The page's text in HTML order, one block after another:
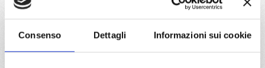
Consenso Dettagli Informazioni sui cookie
Palmas, Maceio, Salvador de bahia, Rio De Janeiro,
Montevideo, Buenos Aires
12/11/2026